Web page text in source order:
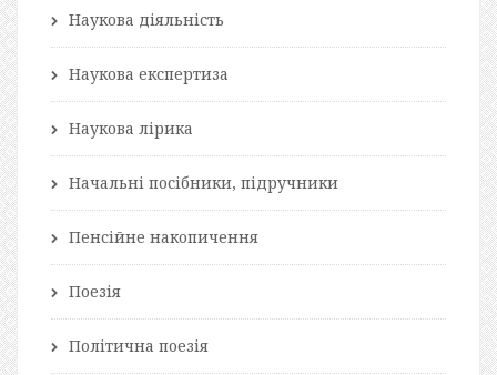
Наукова діяльність
Наукова експертиза
Наукова лірика
Начальні посібники, підручники
Пенсійне накопичення
Поезія
Політична поезія